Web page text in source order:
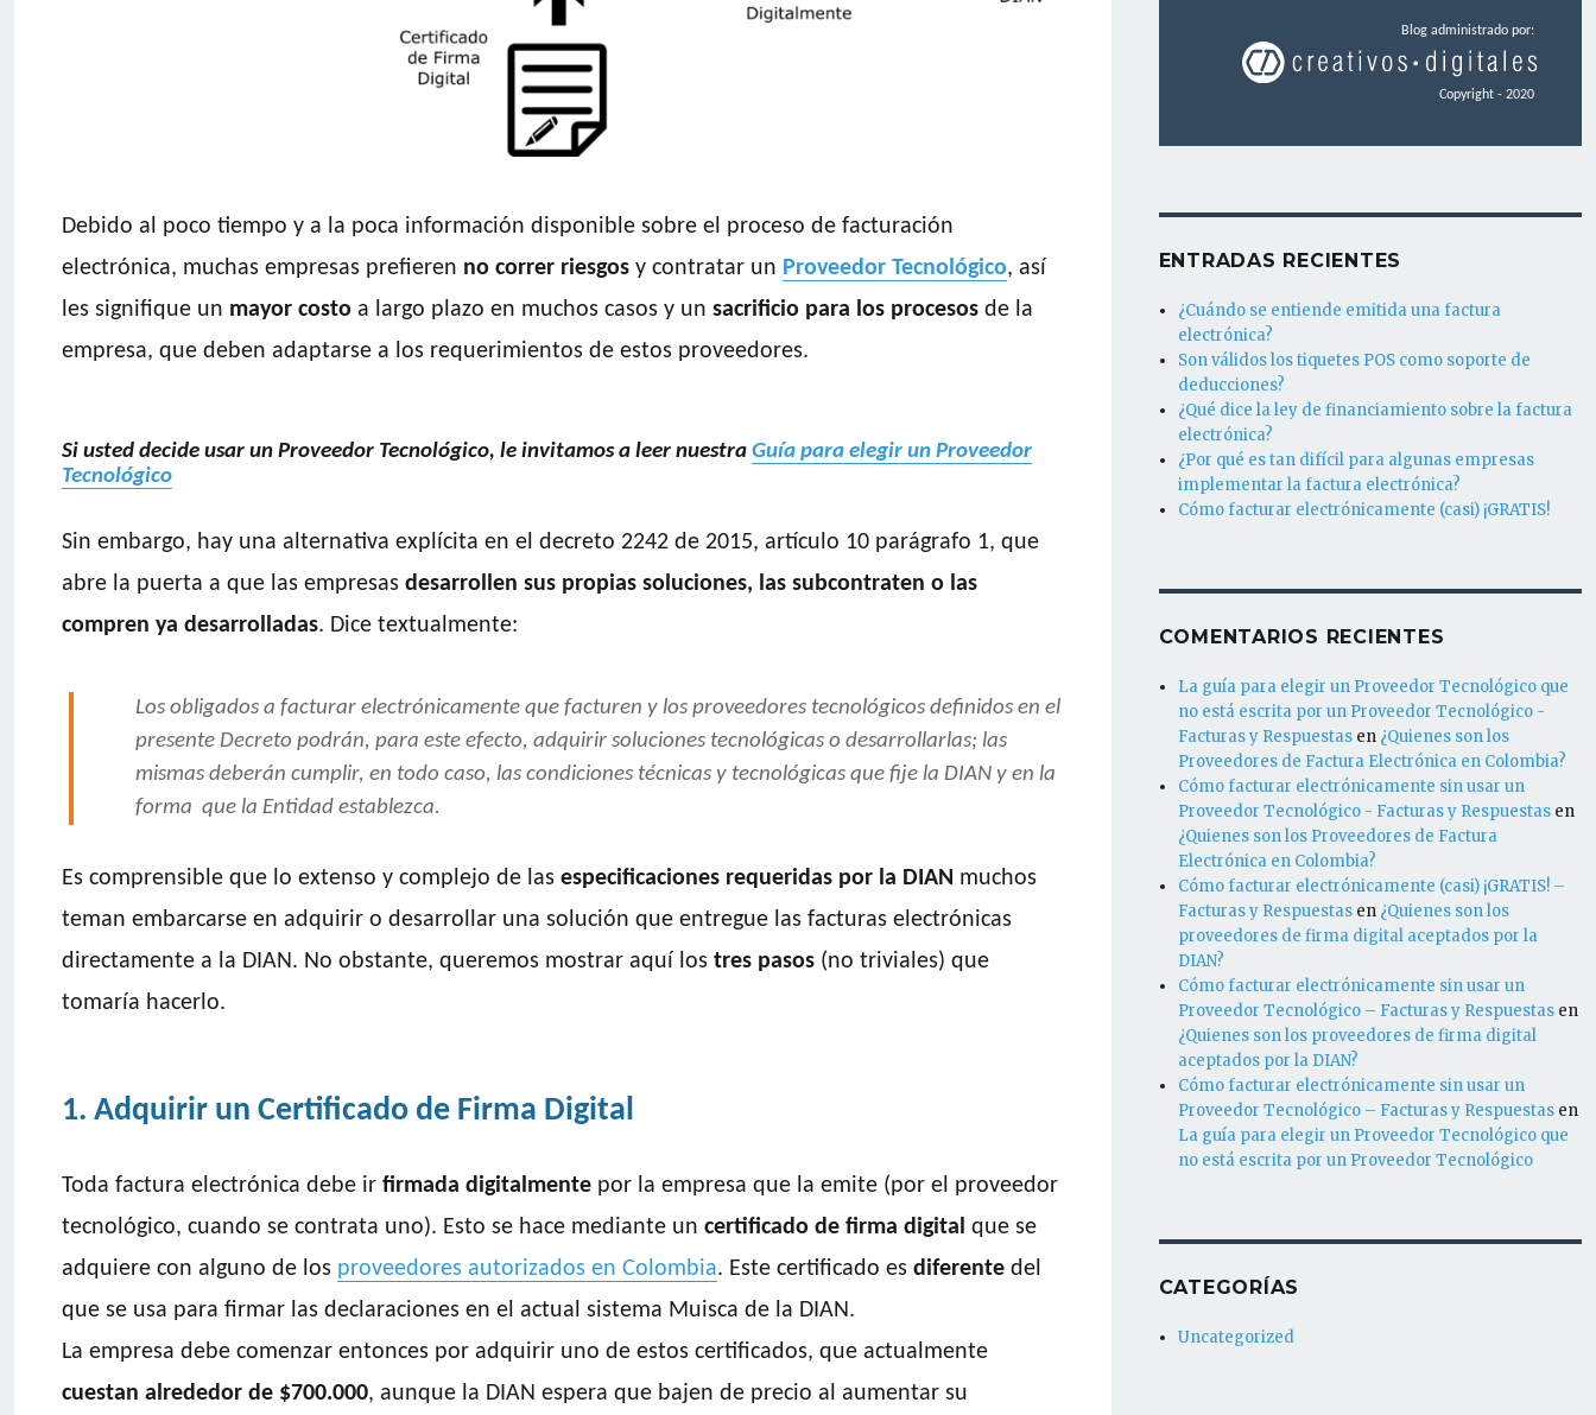
Debido al poco tiempo y a la poca información disponible sobre el proceso de facturación
electrónica, muchas empresas prefieren no correr riesgos y contratar un Proveedor Tecnológico, así
les signifique un mayor costo a largo plazo en muchos casos y un sacrificio para los procesos de la
empresa, que deben adaptarse a los requerimientos de estos proveedores.
Si usted decide usar un Proveedor Tecnológico, le invitamos a leer nuestra Guía para elegir un Proveedor
Tecnológico
Sin embargo, hay una alternativa explícita en el decreto 2242 de 2015, artículo 10 parágrafo 1, que
abre la puerta a que las empresas desarrollen sus propias soluciones, las subcontraten o las
compren ya desarrolladas. Dice textualmente:
Los obligados a facturar electrónicamente que facturen y los proveedores tecnológicos definidos en el
presente Decreto podrán, para este efecto, adquirir soluciones tecnológicas o desarrollarlas; las
mismas deberán cumplir, en todo caso, las condiciones técnicas y tecnológicas que fije la DIAN y en la
forma que la Entidad establezca.
Es comprensible que lo extenso y complejo de las especificaciones requeridas por la DIAN muchos
teman embarcarse en adquirir o desarrollar una solución que entregue las facturas electrónicas
directamente a la DIAN. No obstante, queremos mostrar aquí los tres pasos (no triviales) que
tomaría hacerlo.
1. Adquirir un Certificado de Firma Digital
Toda factura electrónica debe ir firmada digitalmente por la empresa que la emite (por el proveedor
tecnológico, cuando se contrata uno). Esto se hace mediante un certificado de firma digital que se
adquiere con alguno de los proveedores autorizados en Colombia. Este certificado es diferente del
que se usa para firmar las declaraciones en el actual sistema Muisca de la DIAN.
La empresa debe comenzar entonces por adquirir uno de estos certificados, que actualmente
cuestan alrededor de $700.000, aunque la DIAN espera que bajen de precio al aumentar su
Blog administrado por:
Copyright - 2020
ENTRADAS RECIENTES
¿Cuándo se entiende emitida una factura
electrónica?
Son válidos los tiquetes POS como soporte de
deducciones?
¿Qué dice la ley de financiamiento sobre la factura
electrónica?
¿Por qué es tan difícil para algunas empresas
implementar la factura electrónica?
Cómo facturar electrónicamente (casi) ¡GRATIS!
COMENTARIOS RECIENTES
La guía para elegir un Proveedor Tecnológico que
no está escrita por un Proveedor Tecnológico -
Facturas y Respuestasen ¿Quienes son los
Proveedores de Factura Electrónica en Colombia?
Cómo facturar electrónicamente sin usar un
Proveedor Tecnológico - Facturas y Respuestasen
¿Quienes son los Proveedores de Factura
Electrónica en Colombia?
Cómo facturar electrónicamente (casi) ¡GRATIS! –
Facturas y Respuestasen ¿Quienes son los
proveedores de firma digital aceptados por la
DIAN?
Cómo facturar electrónicamente sin usar un
Proveedor Tecnológico – Facturas y Respuestasen
¿Quienes son los proveedores de firma digital
aceptados por la DIAN?
Cómo facturar electrónicamente sin usar un
Proveedor Tecnológico – Facturas y Respuestasen
La guía para elegir un Proveedor Tecnológico que
no está escrita por un Proveedor Tecnológico
CATEGORÍAS
Uncategorized